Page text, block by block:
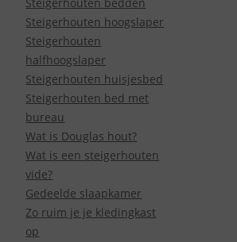
Steigerhouten hoogslaper
Steigerhouten
halfhoogslaper
Steigerhouten huisjesbed
Steigerhouten bed met
bureau
Wat is Douglas hout?
Wat is een steigerhouten
vide?
Gedeelde slaapkamer
Zo ruim je je kledingkast
op